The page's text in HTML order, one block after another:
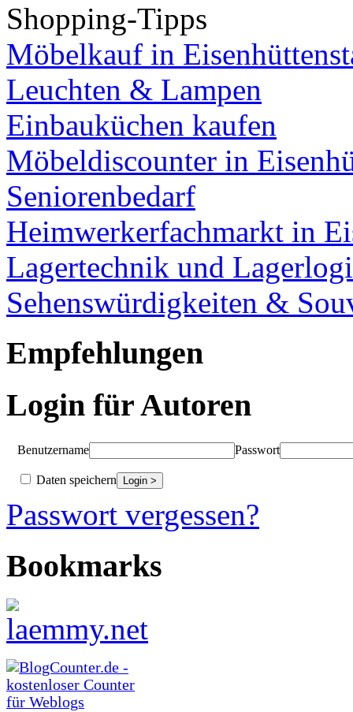
Shopping-Tipps
Möbelkauf in
Leuchten & Lampen
Einbauküchen kaufen
Möbeldiscounter in
Seniorenbedarf
Heimwerkerfachmarkt in
Lagertechnik und
Sehenswürdigkeiten &
Empfehlungen
Login für Autoren
Benutzername Passwort
Daten speichern
Passwort vergessen?
Bookmarks